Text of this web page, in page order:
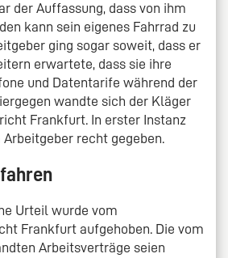
der Auffassung, dass von ihm
kann sein eigenes Fahrrad zu
ging sogar soweit, dass er
erwartete, dass sie ihre
und Datentarife während der
wandte sich der Kläger
Frankfurt. In erster Instanz
recht gegeben.
Urteil wurde vom
Frankfurt aufgehoben. Die vom
Arbeitsverträge seien